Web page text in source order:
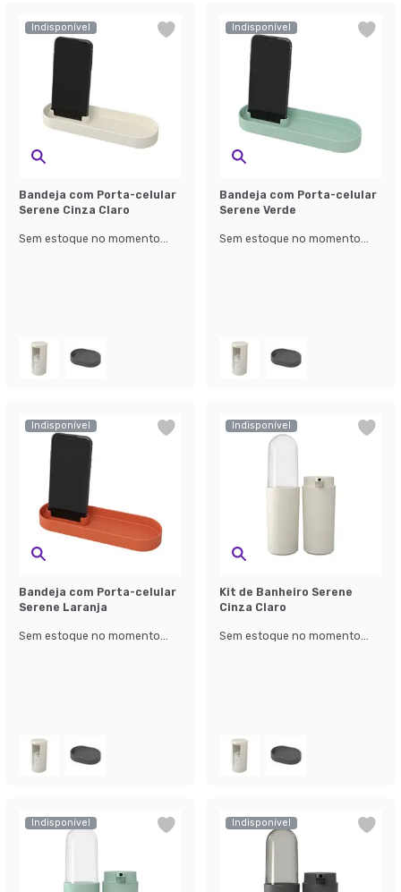
Indisponível
Bandeja com Porta-celular
Serene Cinza Claro
Sem estoque no momento...
Indisponível
Bandeja com Porta-celular
Serene Verde
Sem estoque no momento...
Indisponível
Bandeja com Porta-celular
Serene Laranja
Sem estoque no momento...
Indisponível
Kit de Banheiro Serene
Cinza Claro
Sem estoque no momento...
Indisponível Indisponível